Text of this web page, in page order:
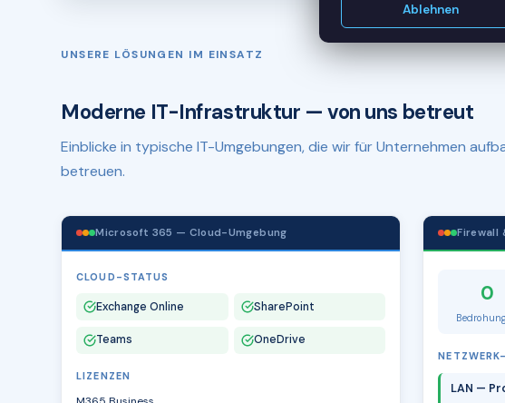
UNSERE LÖSUNGEN IM EINSATZ
Moderne IT-Infrastruktur — von uns betreut
Einblicke in typische IT-Umgebungen, die wir für Unternehmen
betreuen.
Microsoft 365 — Cloud-Umgebung
CLOUD-STATUS
Exchange Online SharePoint
Teams OneDrive
LIZENZEN
Firewall
0
LAN —
Ablehnen